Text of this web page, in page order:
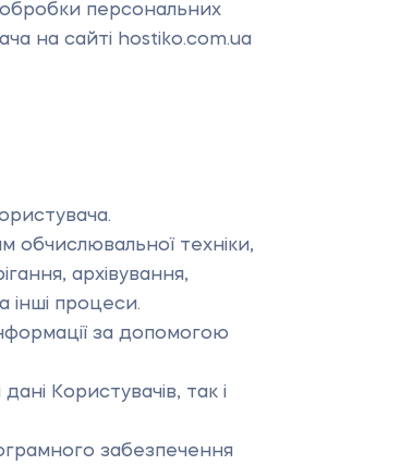
обробки персональних
на сайті hostiko.com.ua
обчислювальної техніки,
архівування,
процеси.
за допомогою
Користувачів, так і
забезпечення